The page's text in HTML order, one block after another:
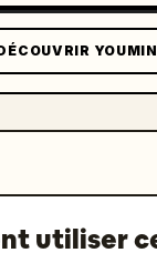
utiliser